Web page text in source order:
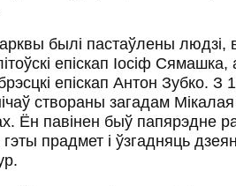
былі пастаўлены
епіскап Іосіф Сямашка,
епіскап Антон Зубко. З
створаны загадам Мікалая
Ён павінен быў папярэдне
прадмет і ўзгадняць